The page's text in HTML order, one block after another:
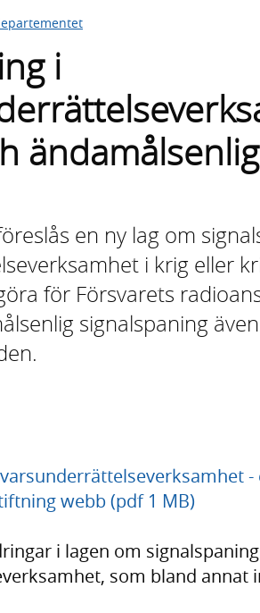
i
en ny lag om
i krig eller
för Försvarets
signalspaning
webb (pdf 1 MB)
i lagen om
som bland annat